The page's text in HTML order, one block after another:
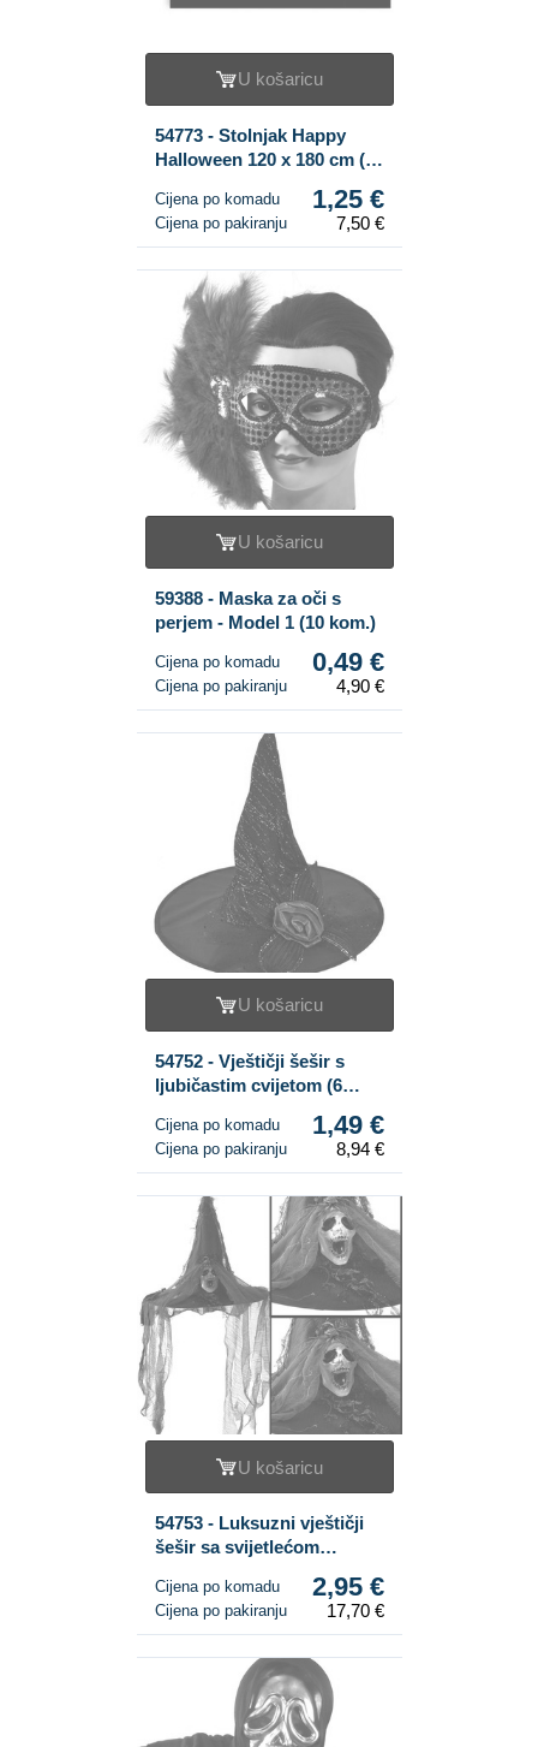
U košaricu
54773 - Stolnjak Happy
Halloween 120 x 180 cm (6
Cijena po komadu 1,25 €
Cijena po pakiranju 7,50 €
U košaricu
59388 - Maska za oči s
perjem - Model 1 (10 kom.)
Cijena po komadu 0,49 €
Cijena po pakiranju 4,90 €
U košaricu
54752 - Vještičji šešir s
ljubičastim cvijetom (6
Cijena po komadu 1,49 €
Cijena po pakiranju 8,94 €
U košaricu
54753 - Luksuzni vještičji
šešir sa svijetlećom
Cijena po komadu 2,95 €
Cijena po pakiranju 17,70 €